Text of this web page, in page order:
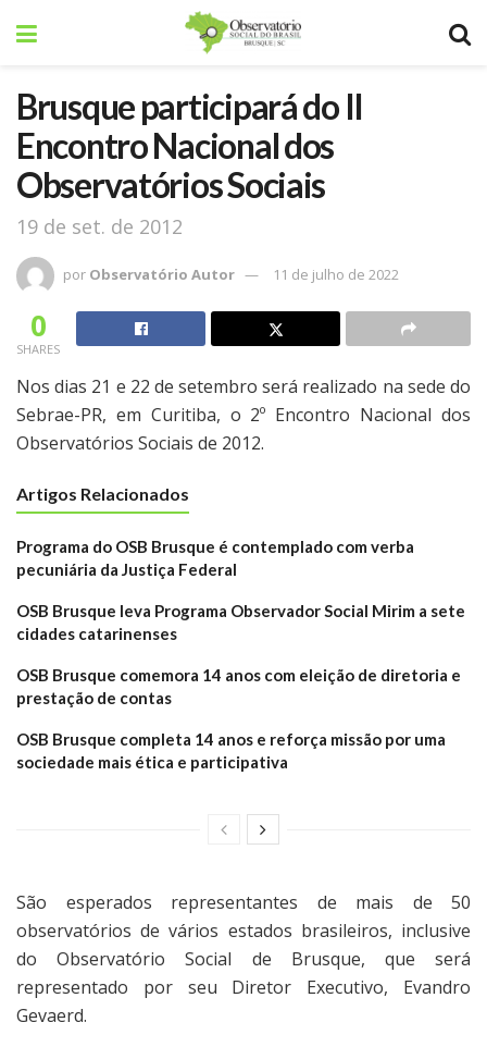
Brusque participará do II
Encontro Nacional dos
Observatórios Sociais
19 de set. de 2012
por Observatório Autor 11 de julho de 2022
0
SHARES
Nos dias 21 e 22 de setembro será realizado na sede do
Sebrae-PR, em Curitiba, o 2º Encontro Nacional dos
Observatórios Sociais de 2012.
Artigos Relacionados
Programa do OSB Brusque é contemplado com verba
pecuniária da Justiça Federal
OSB Brusque leva Programa Observador Social Mirim a sete
cidades catarinenses
OSB Brusque comemora 14 anos com eleição de diretoria e
prestação de contas
OSB Brusque completa 14 anos e reforça missão por uma
sociedade mais ética e participativa
São esperados representantes de mais de 50
observatórios de vários estados brasileiros, inclusive
do Observatório Social de Brusque, que será
representado por seu Diretor Executivo, Evandro
Gevaerd.